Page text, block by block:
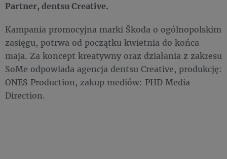
Partner, dentsu Creative.
Kampania promocyjna marki Škoda o ogólnopolskim
zasięgu, potrwa od początku kwietnia do końca
maja. Za koncept kreatywny oraz działania z zakresu
SoMe odpowiada agencja dentsu Creative, produkcję:
ONES Production, zakup mediów: PHD Media
Direction.